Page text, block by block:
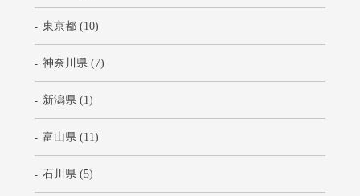
東京都 (10)
神奈川県 (7)
新潟県 (1)
富山県 (11)
石川県 (5)